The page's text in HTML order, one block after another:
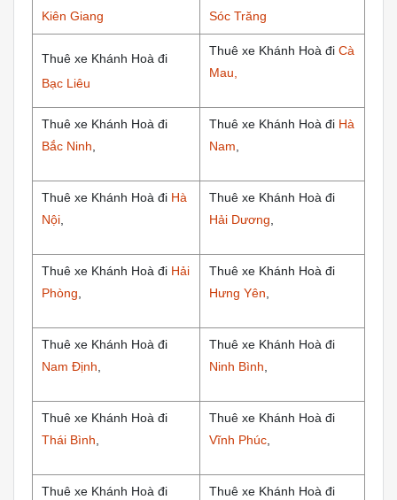
Kiên Giang
Sóc Trăng
Thuê xe Khánh Hoà đi
Bạc Liêu
Thuê xe Khánh Hoà đi Cà
Mau,
Thuê xe Khánh Hoà đi
Bắc Ninh,
Thuê xe Khánh Hoà đi Hà
Nam,
Thuê xe Khánh Hoà đi Hà
Nội,
Thuê xe Khánh Hoà đi
Hải Dương,
Thuê xe Khánh Hoà đi Hải
Phòng,
Thuê xe Khánh Hoà đi
Hưng Yên,
Thuê xe Khánh Hoà đi
Nam Định,
Thuê xe Khánh Hoà đi
Ninh Bình,
Thuê xe Khánh Hoà đi
Thái Bình,
Thuê xe Khánh Hoà đi
Vĩnh Phúc,
Thuê xe Khánh Hoà đi
Thuê xe Khánh Hoà đi